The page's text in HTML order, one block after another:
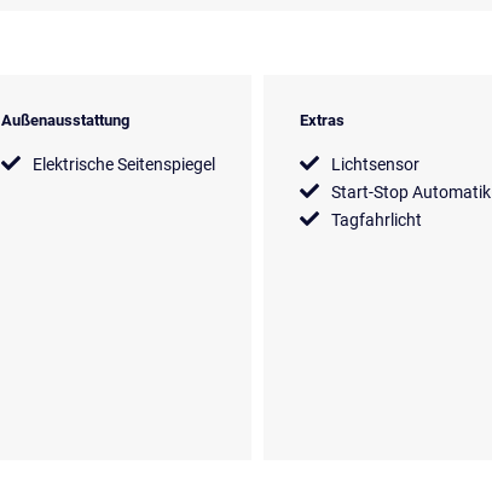
Außenausstattung
Elektrische Seitenspiegel
Extras
Lichtsensor
Start-Stop Automatik
Tagfahrlicht